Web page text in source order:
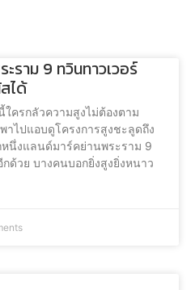
ราม 9 ทวินทาวเวอร์
ได้
ครกลัวความสูงไม่ต้องตาม
าไปแอบดูโครงการสูงชะลูดถึง
นึ่งแลนด์มาร์คย่านพระราม 9
ด้วย บางคนบอกยิ่งสูงยิ่งหนาว